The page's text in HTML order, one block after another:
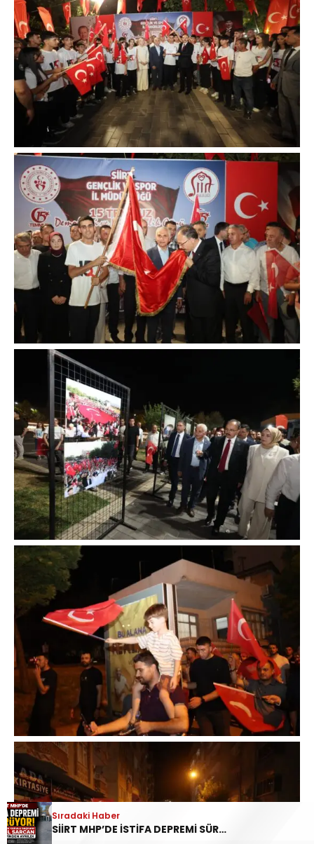
Sıradaki Haber
SİİRT MHP’DE İSTİFA DEPREMİ SÜRÜYOR: İL DİSİPLİN KURULU BAŞKANI HALİL SARCAN GÖREVİNDEN AYRILDI